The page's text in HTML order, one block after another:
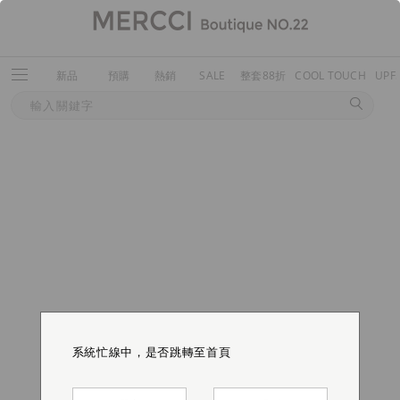
新品 預購 熱銷 SALE 整套88折 COOL TOUCH
系統忙線中，是否跳轉至首頁
系統忙線中，是否跳轉至首頁
系統忙線中，是否跳轉至首頁
系統忙線中，是否跳轉至首頁
系統忙線中，是否跳轉至首頁